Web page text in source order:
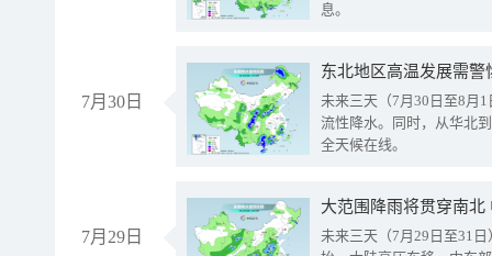
息。
7月30日
东北地区高温发展需
未来三天（7月30日至8月
流性降水。同时，从华北
全天候在线。
7月29日
大范围降雨将贯穿南
未来三天（7月29日至31